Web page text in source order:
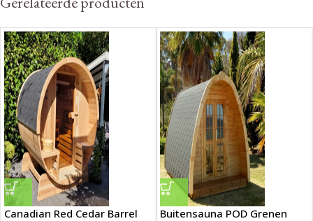
Canadian Red Cedar Barrel
Buitensauna POD Grenen